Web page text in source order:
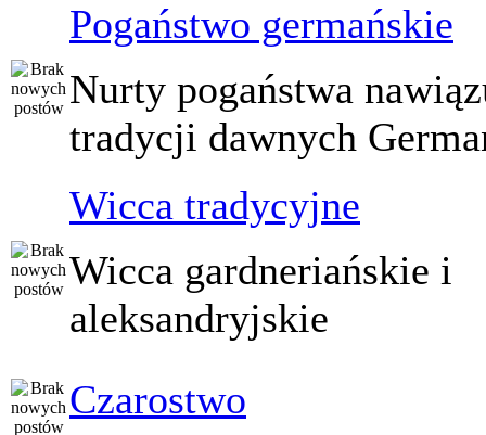
Pogaństwo germańskie
Nurty pogaństwa
tradycji dawnych
Wicca tradycyjne
Wicca gardneriańskie i
aleksandryjskie
Czarostwo